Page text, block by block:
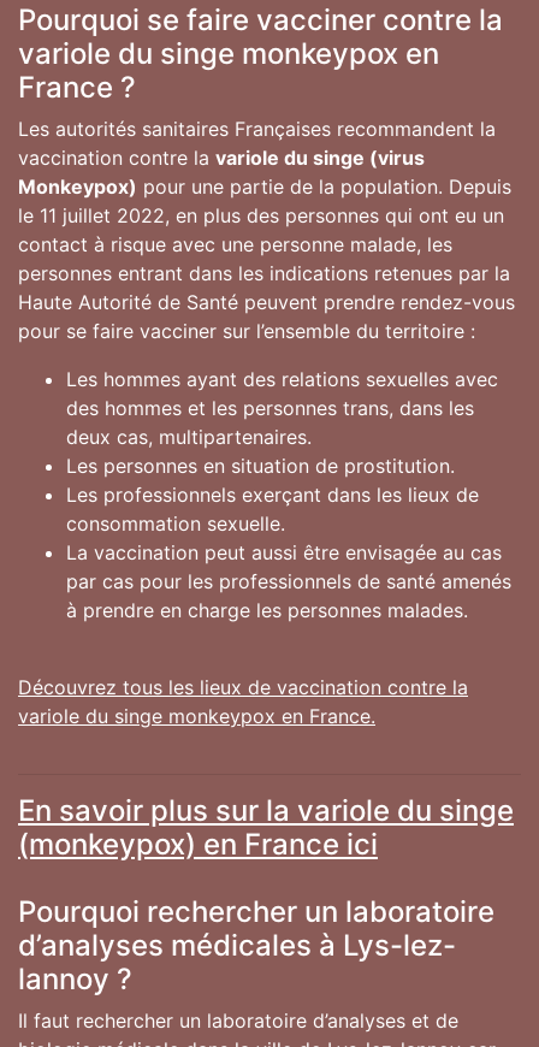
Pourquoi se faire vacciner contre la
variole du singe monkeypox en
France ?
Les autorités sanitaires Françaises recommandent la
vaccination contre la variole du singe (virus
Monkeypox) pour une partie de la population. Depuis
le 11 juillet 2022, en plus des personnes qui ont eu un
contact à risque avec une personne malade, les
personnes entrant dans les indications retenues par la
Haute Autorité de Santé peuvent prendre rendez-vous
pour se faire vacciner sur l’ensemble du territoire :
Les hommes ayant des relations sexuelles avec
des hommes et les personnes trans, dans les
deux cas, multipartenaires.
Les personnes en situation de prostitution.
Les professionnels exerçant dans les lieux de
consommation sexuelle.
La vaccination peut aussi être envisagée au cas
par cas pour les professionnels de santé amenés
à prendre en charge les personnes malades.
Découvrez tous les lieux de vaccination contre la
variole du singe monkeypox en France.
En savoir plus sur la variole du singe
(monkeypox) en France ici
Pourquoi rechercher un laboratoire
d’analyses médicales à Lys-lez-
lannoy ?
Il faut rechercher un laboratoire d’analyses et de